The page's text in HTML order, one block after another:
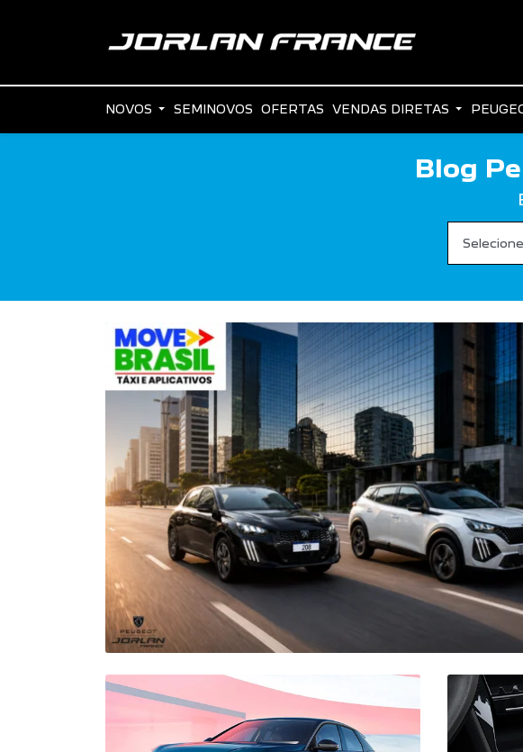
NOVOS SEMINOVOS OFERTAS VENDAS DIRETAS
Blog